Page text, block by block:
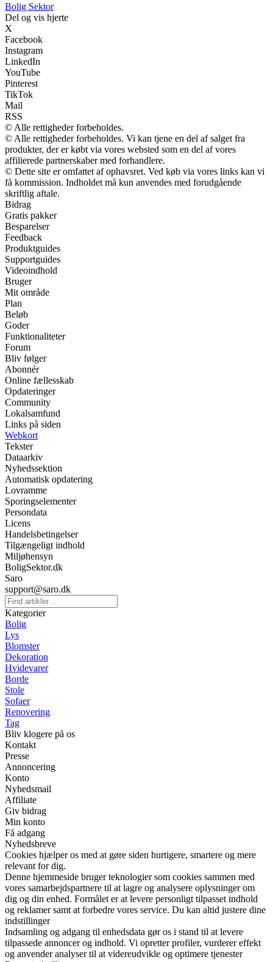
Bolig Sektor
Del og vis hjerte
X
Facebook
Instagram
LinkedIn
YouTube
Pinterest
TikTok
Mail
RSS
© Alle rettigheder forbeholdes.
© Alle rettigheder forbeholdes. Vi kan tjene en del af salget fra
produkter, der er købt via vores websted som en del af vores
affilierede partnerskaber med forhandlere.
© Dette site er omfattet af ophavsret. Ved køb via vores links kan vi
få kommission. Indholdet må kun anvendes med forudgående
skriftlig aftale.
Bidrag
Gratis pakker
Besparelser
Feedback
Produktguides
Supportguides
Videoindhold
Bruger
Mit område
Plan
Beløb
Goder
Funktionaliteter
Forum
Bliv følger
Abonnér
Online fællesskab
Opdateringer
Community
Lokalsamfund
Links på siden
Webkort
Tekster
Dataarkiv
Nyhedssektion
Automatisk opdatering
Lovramme
Sporingselementer
Persondata
Licens
Handelsbetingelser
Tilgængeligt indhold
Miljøhensyn
BoligSektor.dk
Saro
support@saro.dk
Kategorier
Bolig
Lys
Blomster
Dekoration
Hvidevarer
Borde
Stole
Sofaer
Renovering
Tag
Bliv klogere på os
Kontakt
Presse
Annoncering
Konto
Nyhedsmail
Affiliate
Giv bidrag
Min konto
Få adgang
Nyhedsbreve
Cookies hjælper os med at gøre siden hurtigere, smartere og mere
relevant for dig.
Denne hjemmeside bruger teknologier som cookies sammen med
vores samarbejdspartnere til at lagre og analysere oplysninger om
dig og din enhed. Formålet er at levere personligt tilpasset indhold
og reklamer samt at forbedre vores service. Du kan altid justere dine
indstillinger
Indsamling og adgang til enhedsdata gør os i stand til at levere
tilpassede annoncer og indhold. Vi opretter profiler, vurderer effekt
og anvender analyser til at videreudvikle og optimere tjenester